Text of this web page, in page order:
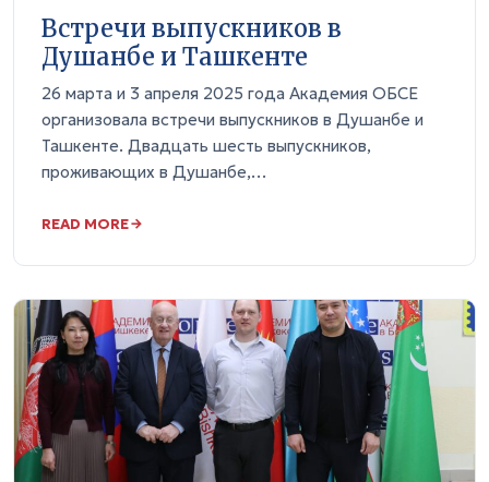
Встречи выпускников в
Душанбе и Ташкенте
26 марта и 3 апреля 2025 года Академия ОБСЕ
организовала встречи выпускников в Душанбе и
Ташкенте. Двадцать шесть выпускников,
проживающих в Душанбе,…
READ MORE